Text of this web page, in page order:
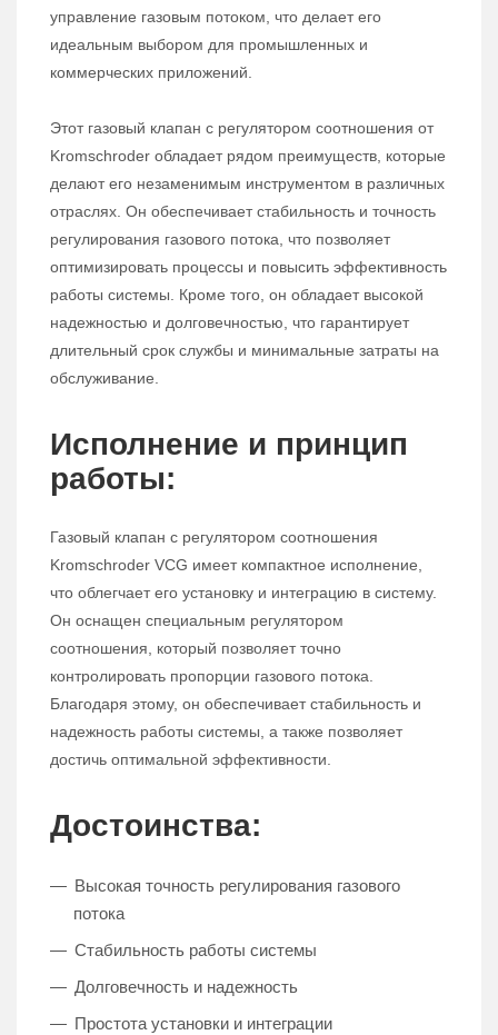
управление газовым потоком, что делает его
идеальным выбором для промышленных и
коммерческих приложений.
Этот газовый клапан с регулятором соотношения от
Kromschroder обладает рядом преимуществ, которые
делают его незаменимым инструментом в различных
отраслях. Он обеспечивает стабильность и точность
регулирования газового потока, что позволяет
оптимизировать процессы и повысить эффективность
работы системы. Кроме того, он обладает высокой
надежностью и долговечностью, что гарантирует
длительный срок службы и минимальные затраты на
обслуживание.
Исполнение и принцип
работы:
Газовый клапан с регулятором соотношения
Kromschroder VCG имеет компактное исполнение,
что облегчает его установку и интеграцию в систему.
Он оснащен специальным регулятором
соотношения, который позволяет точно
контролировать пропорции газового потока.
Благодаря этому, он обеспечивает стабильность и
надежность работы системы, а также позволяет
достичь оптимальной эффективности.
Достоинства:
Высокая точность регулирования газового
потока
Стабильность работы системы
Долговечность и надежность
Простота установки и интеграции